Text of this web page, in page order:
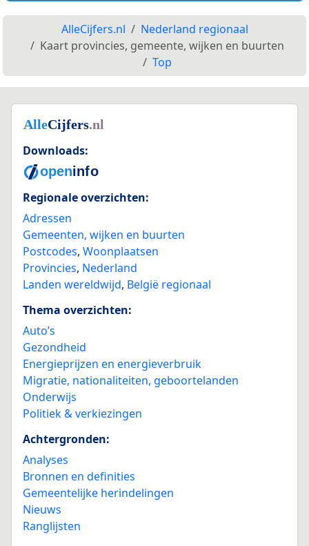
AlleCijfers.nl
Nederland regionaal
Kaart provincies, gemeente, wijken en buurten
Top
Downloads:
Regionale overzichten:
Adressen
Gemeenten, wijken en buurten
Postcodes, Woonplaatsen
Provincies, Nederland
Landen wereldwijd, België regionaal
Thema overzichten:
Auto’s
Gezondheid
Energieprijzen en energieverbruik
Migratie, nationaliteiten, geboortelanden
Onderwijs
Politiek & verkiezingen
Achtergronden:
Analyses
Bronnen en definities
Gemeentelijke herindelingen
Nieuws
Ranglijsten